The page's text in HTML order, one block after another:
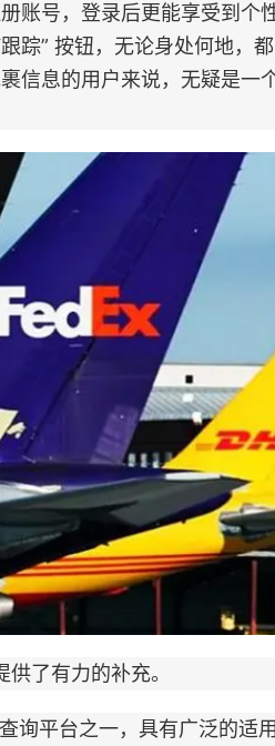
账号，登录后更能享受到个
踪” 按钮，无论身处何地，
信息的用户来说，无疑是一
了有力的补充。
平台之一，具有广泛的适